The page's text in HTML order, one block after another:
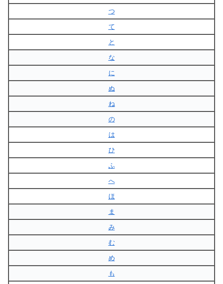
つ
て
と
な
に
ぬ
ね
の
は
ひ
ふ
へ
ほ
ま
み
む
め
も